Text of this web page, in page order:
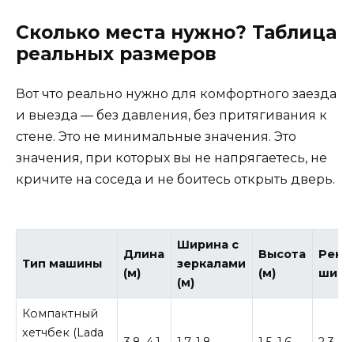
Сколько места нужно? Таблица
реальных размеров
Вот что реально нужно для комфортного заезда
и выезда — без давления, без притягивания к
стене. Это не минимальные значения. Это
значения, при которых вы не напрягаетесь, не
кричите на соседа и не боитесь открыть дверь.
Тип машины
Длина
(м)
Ширина с
зеркалами
(м)
Высота
(м)
Компактный
хетчбек (Lada